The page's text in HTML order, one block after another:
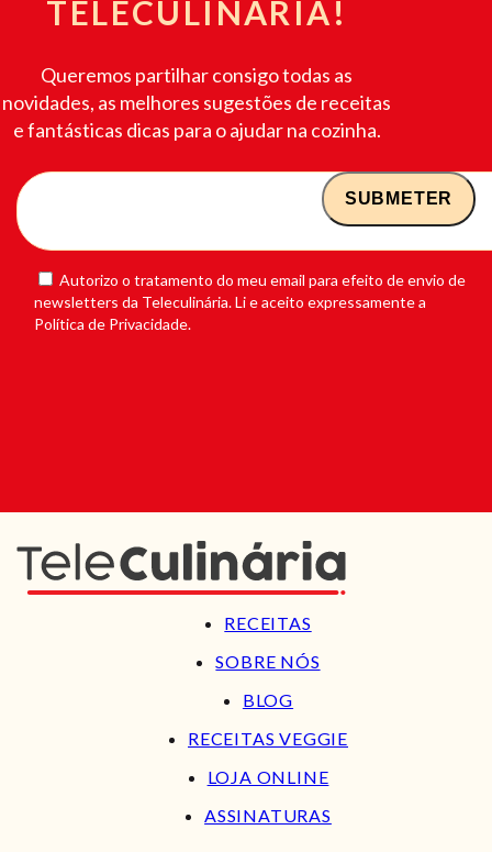
TELECULINÁRIA!
Queremos partilhar consigo todas as
novidades, as melhores sugestões de receitas
e fantásticas dicas para o ajudar na cozinha.
Autorizo o tratamento do meu email para efeito de envio de
newsletters da Teleculinária. Li e aceito expressamente a
Política de Privacidade.
RECEITAS
SOBRE NÓS
BLOG
RECEITAS VEGGIE
LOJA ONLINE
ASSINATURAS